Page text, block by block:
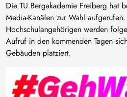
Image
Die TU Bergakademie Freiberg hat
Media-Kanälen zur Wahl
Hochschulangehörigen werden
Aufruf in den kommenden Tagen
Gebäuden platziert.